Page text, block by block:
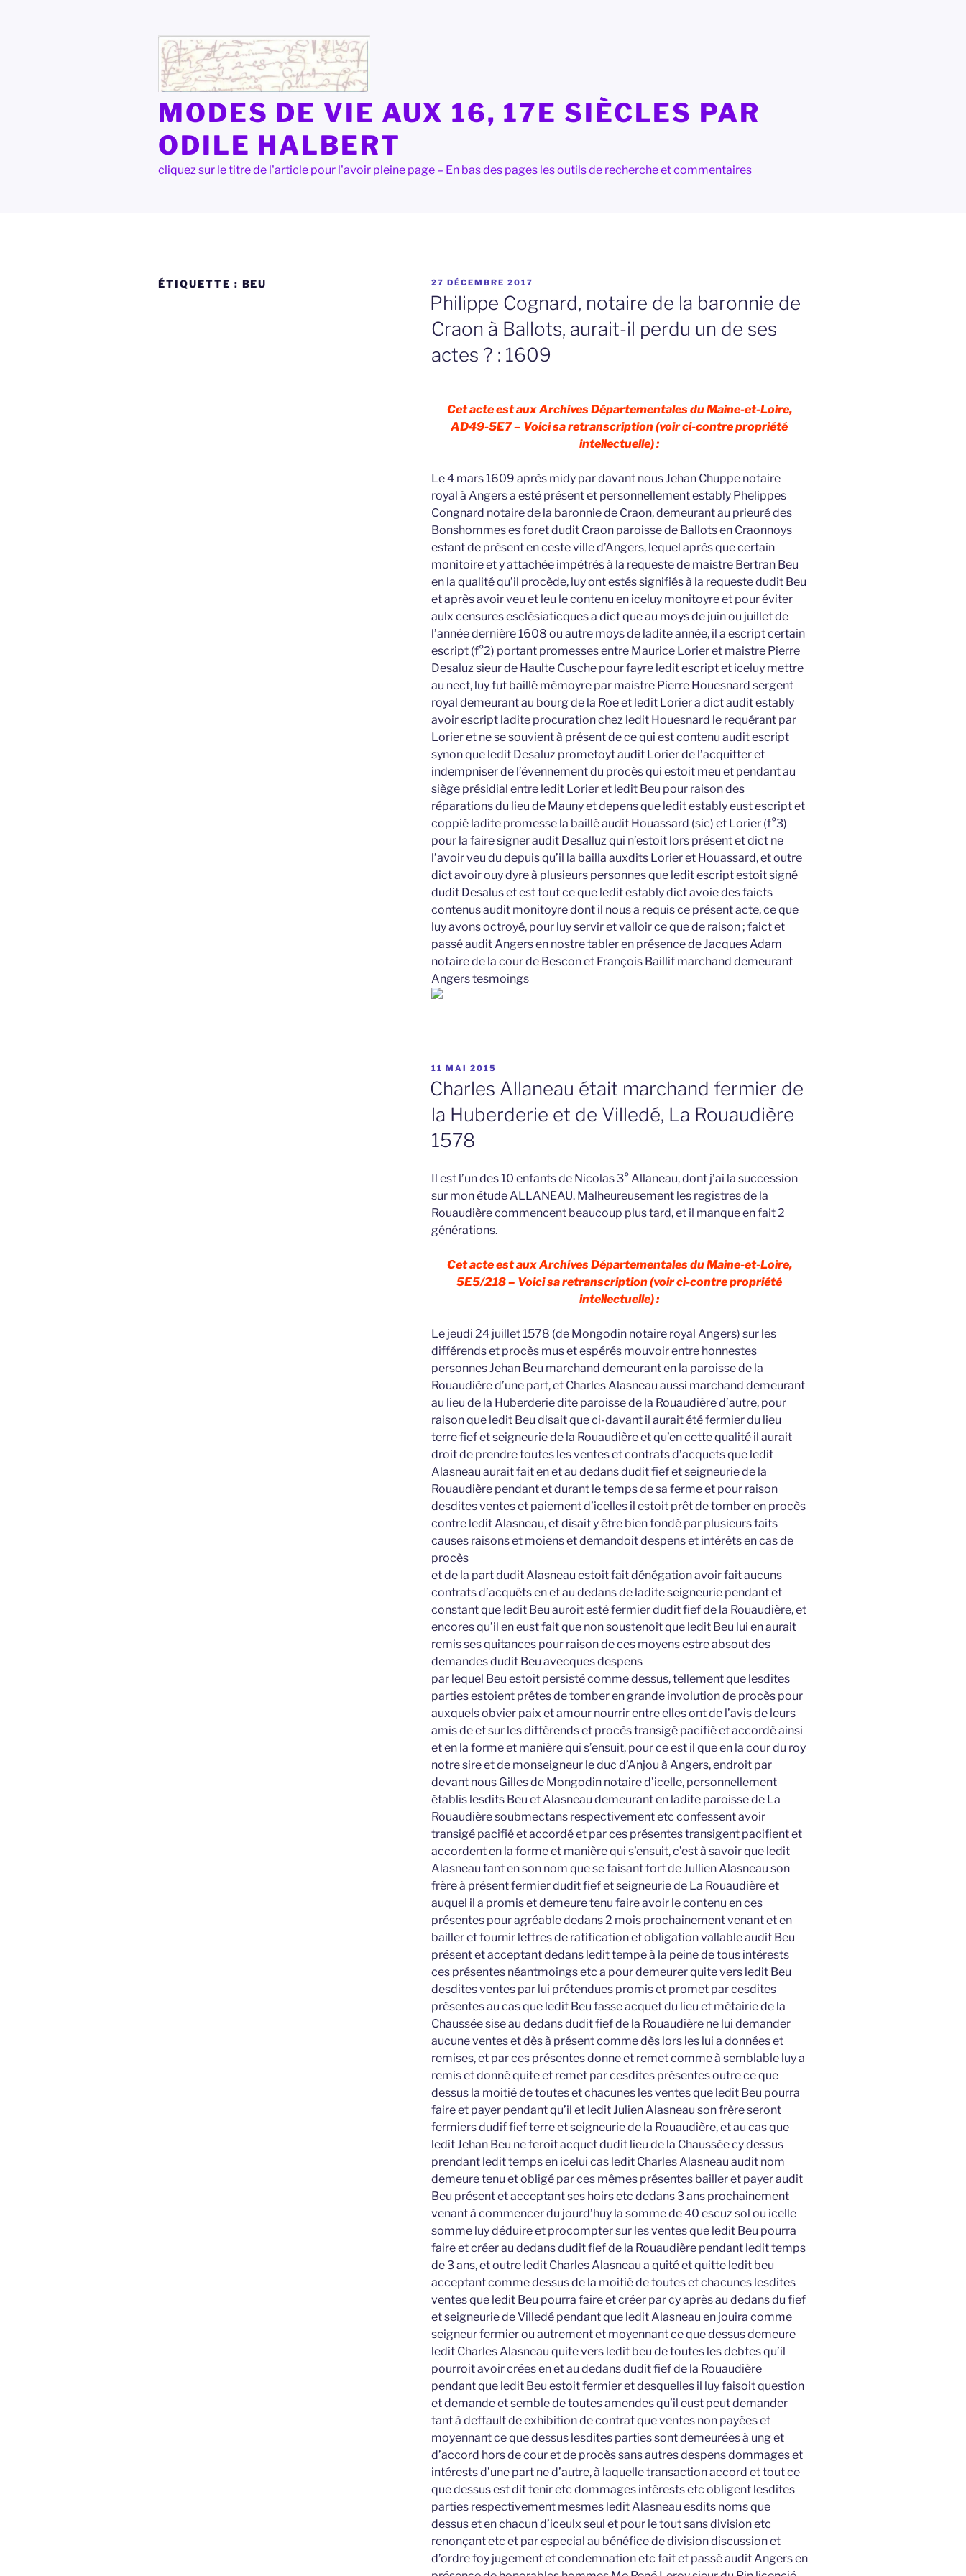
MODES DE VIE AUX 16, 17E SIÈCLES PAR
ODILE HALBERT
cliquez sur le titre de l'article pour l'avoir pleine page – En bas des pages les outils de recherche et commentaires
ÉTIQUETTE : BEU
PUBLIÉ
LE
27 DÉCEMBRE 2017
Philippe Cognard, notaire de la baronnie de
Craon à Ballots, aurait-il perdu un de ses
actes ? : 1609
Cet acte est aux Archives Départementales du Maine-et-Loire,
AD49-5E7 – Voici sa retranscription (voir ci-contre propriété
intellectuelle) :
Le 4 mars 1609 après midy par davant nous Jehan Chuppe notaire
royal à Angers a esté présent et personnellement estably Phelippes
Congnard notaire de la baronnie de Craon, demeurant au prieuré des
Bonshommes es foret dudit Craon paroisse de Ballots en Craonnoys
estant de présent en ceste ville d’Angers, lequel après que certain
monitoire et y attachée impétrés à la requeste de maistre Bertran Beu
en la qualité qu’il procède, luy ont estés signifiés à la requeste dudit Beu
et après avoir veu et leu le contenu en iceluy monitoyre et pour éviter
aulx censures esclésiaticques a dict que au moys de juin ou juillet de
l’année dernière 1608 ou autre moys de ladite année, il a escript certain
escript (f°2) portant promesses entre Maurice Lorier et maistre Pierre
Desaluz sieur de Haulte Cusche pour fayre ledit escript et iceluy mettre
au nect, luy fut baillé mémoyre par maistre Pierre Houesnard sergent
royal demeurant au bourg de la Roe et ledit Lorier a dict audit estably
avoir escript ladite procuration chez ledit Houesnard le requérant par
Lorier et ne se souvient à présent de ce qui est contenu audit escript
synon que ledit Desaluz prometoyt audit Lorier de l’acquitter et
indempniser de l’évennement du procès qui estoit meu et pendant au
siège présidial entre ledit Lorier et ledit Beu pour raison des
réparations du lieu de Mauny et depens que ledit estably eust escript et
coppié ladite promesse la baillé audit Houassard (sic) et Lorier (f°3)
pour la faire signer audit Desalluz qui n’estoit lors présent et dict ne
l’avoir veu du depuis qu’il la bailla auxdits Lorier et Houassard, et outre
dict avoir ouy dyre à plusieurs personnes que ledit escript estoit signé
dudit Desalus et est tout ce que ledit estably dict avoie des faicts
contenus audit monitoyre dont il nous a requis ce présent acte, ce que
luy avons octroyé, pour luy servir et valloir ce que de raison ; faict et
passé audit Angers en nostre tabler en présence de Jacques Adam
notaire de la cour de Bescon et François Baillif marchand demeurant
Angers tesmoings
PUBLIÉ
LE
11 MAI 2015
Charles Allaneau était marchand fermier de
la Huberderie et de Villedé, La Rouaudière
1578
Il est l’un des 10 enfants de Nicolas 3° Allaneau, dont j’ai la succession
sur mon étude ALLANEAU. Malheureusement les registres de la
Rouaudière commencent beaucoup plus tard, et il manque en fait 2
générations.
Cet acte est aux Archives Départementales du Maine-et-Loire,
5E5/218 – Voici sa retranscription (voir ci-contre propriété
intellectuelle) :
Le jeudi 24 juillet 1578 (de Mongodin notaire royal Angers) sur les
différends et procès mus et espérés mouvoir entre honnestes
personnes Jehan Beu marchand demeurant en la paroisse de la
Rouaudière d’une part, et Charles Alasneau aussi marchand demeurant
au lieu de la Huberderie dite paroisse de la Rouaudière d’autre, pour
raison que ledit Beu disait que ci-davant il aurait été fermier du lieu
terre fief et seigneurie de la Rouaudière et qu’en cette qualité il aurait
droit de prendre toutes les ventes et contrats d’acquets que ledit
Alasneau aurait fait en et au dedans dudit fief et seigneurie de la
Rouaudière pendant et durant le temps de sa ferme et pour raison
desdites ventes et paiement d’icelles il estoit prêt de tomber en procès
contre ledit Alasneau, et disait y être bien fondé par plusieurs faits
causes raisons et moiens et demandoit despens et intérêts en cas de
procès
et de la part dudit Alasneau estoit fait dénégation avoir fait aucuns
contrats d’acquêts en et au dedans de ladite seigneurie pendant et
constant que ledit Beu auroit esté fermier dudit fief de la Rouaudière, et
encores qu’il en eust fait que non soustenoit que ledit Beu lui en aurait
remis ses quitances pour raison de ces moyens estre absout des
demandes dudit Beu avecques despens
par lequel Beu estoit persisté comme dessus, tellement que lesdites
parties estoient prêtes de tomber en grande involution de procès pour
auxquels obvier paix et amour nourrir entre elles ont de l’avis de leurs
amis de et sur les différends et procès transigé pacifié et accordé ainsi
et en la forme et manière qui s’ensuit, pour ce est il que en la cour du roy
notre sire et de monseigneur le duc d’Anjou à Angers, endroit par
devant nous Gilles de Mongodin notaire d’icelle, personnellement
établis lesdits Beu et Alasneau demeurant en ladite paroisse de La
Rouaudière soubmectans respectivement etc confessent avoir
transigé pacifié et accordé et par ces présentes transigent pacifient et
accordent en la forme et manière qui s’ensuit, c’est à savoir que ledit
Alasneau tant en son nom que se faisant fort de Jullien Alasneau son
frère à présent fermier dudit fief et seigneurie de La Rouaudière et
auquel il a promis et demeure tenu faire avoir le contenu en ces
présentes pour agréable dedans 2 mois prochainement venant et en
bailler et fournir lettres de ratification et obligation vallable audit Beu
présent et acceptant dedans ledit tempe à la peine de tous intérests
ces présentes néantmoings etc a pour demeurer quite vers ledit Beu
desdites ventes par lui prétendues promis et promet par cesdites
présentes au cas que ledit Beu fasse acquet du lieu et métairie de la
Chaussée sise au dedans dudit fief de la Rouaudière ne lui demander
aucune ventes et dès à présent comme dès lors les lui a données et
remises, et par ces présentes donne et remet comme à semblable luy a
remis et donné quite et remet par cesdites présentes outre ce que
dessus la moitié de toutes et chacunes les ventes que ledit Beu pourra
faire et payer pendant qu’il et ledit Julien Alasneau son frère seront
fermiers dudif fief terre et seigneurie de la Rouaudière, et au cas que
ledit Jehan Beu ne feroit acquet dudit lieu de la Chaussée cy dessus
prendant ledit temps en icelui cas ledit Charles Alasneau audit nom
demeure tenu et obligé par ces mêmes présentes bailler et payer audit
Beu présent et acceptant ses hoirs etc dedans 3 ans prochainement
venant à commencer du jourd’huy la somme de 40 escuz sol ou icelle
somme luy déduire et procompter sur les ventes que ledit Beu pourra
faire et créer au dedans dudit fief de la Rouaudière pendant ledit temps
de 3 ans, et outre ledit Charles Alasneau a quité et quitte ledit beu
acceptant comme dessus de la moitié de toutes et chacunes lesdites
ventes que ledit Beu pourra faire et créer par cy après au dedans du fief
et seigneurie de Villedé pendant que ledit Alasneau en jouira comme
seigneur fermier ou autrement et moyennant ce que dessus demeure
ledit Charles Alasneau quite vers ledit beu de toutes les debtes qu’il
pourroit avoir crées en et au dedans dudit fief de la Rouaudière
pendant que ledit Beu estoit fermier et desquelles il luy faisoit question
et demande et semble de toutes amendes qu’il eust peut demander
tant à deffault de exhibition de contrat que ventes non payées et
moyennant ce que dessus lesdites parties sont demeurées à ung et
d’accord hors de cour et de procès sans autres despens dommages et
intérests d’une part ne d’autre, à laquelle transaction accord et tout ce
que dessus est dit tenir etc dommages intérests etc obligent lesdites
parties respectivement mesmes ledit Alasneau esdits noms que
dessus et en chacun d’iceulx seul et pour le tout sans division etc
renonçant etc et par especial au bénéfice de division discussion et
d’ordre foy jugement et condemnation etc fait et passé audit Angers en